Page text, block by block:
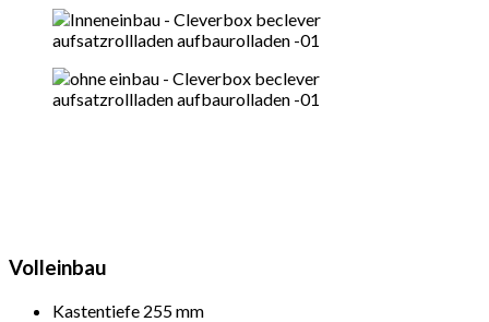
Volleinbau
Kastentiefe 255 mm